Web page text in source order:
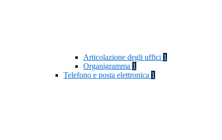
Articolazione degli uffici 1
Organigramma 1
Telefono e posta elettronica 1